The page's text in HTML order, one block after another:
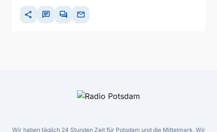
share chat forum mail
Wir haben täglich 24 Stunden Zeit für Potsdam und die Mittelmark. Wir